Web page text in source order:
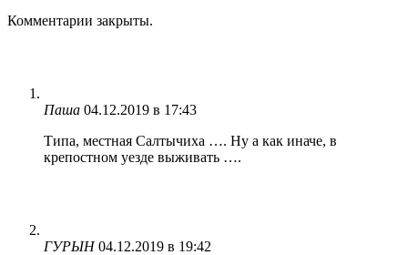
Комментарии закрыты.
Паша 04.12.2019 в 17:43
Типа, местная Салтычиха …. Ну а как иначе, в
крепостном уезде выживать ….
ГУРЫН 04.12.2019 в 19:42